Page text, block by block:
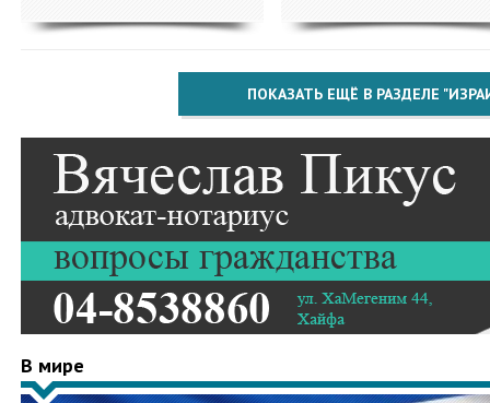
ПОКАЗАТЬ ЕЩЁ В РАЗДЕЛЕ
В мире